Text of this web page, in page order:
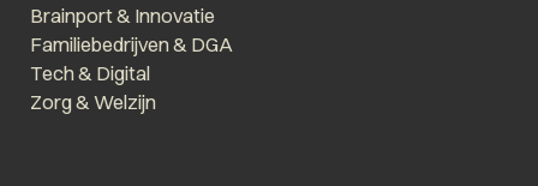
Brainport & Innovatie
Familiebedrijven & DGA
Tech & Digital
Zorg & Welzijn